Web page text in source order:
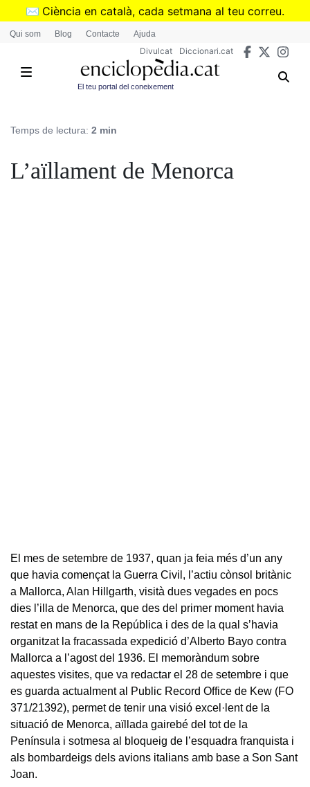
Vés
✉️ Ciència en català, cada setmana al teu correu.
➜Subscriu-te al butlletí de Divulcat
Qui som Blog Contacte Ajuda
Divulcat Diccionari.cat
El teu portal del coneixement
Temps de lectura: 2 min
L’aïllament de Menorca
El mes de setembre de 1937, quan ja feia més d’un any
que havia començat la Guerra Civil, l’actiu cònsol britànic
a Mallorca, Alan Hillgarth, visità dues vegades en pocs
dies l’illa de Menorca, que des del primer moment havia
restat en mans de la República i des de la qual s’havia
organitzat la fracassada expedició d’Alberto Bayo contra
Mallorca a l’agost del 1936. El memoràndum sobre
aquestes visites, que va redactar el 28 de setembre i que
es guarda actualment al Public Record Office de Kew (FO
371/21392), permet de tenir una visió excel·lent de la
situació de Menorca, aïllada gairebé del tot de la
Península i sotmesa al bloqueig de l’esquadra franquista i
als bombardeigs dels avions italians amb base a Son Sant
Joan.